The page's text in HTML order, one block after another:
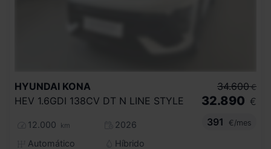
HYUNDAI KONA
HEV 1.6GDI 138CV DT N LINE STYLE
12.000 km
2026
Automático
Híbrido
34.600 €
32.890 €
391
€/mes